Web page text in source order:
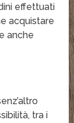
effettuati
acquistare
anche
tra i